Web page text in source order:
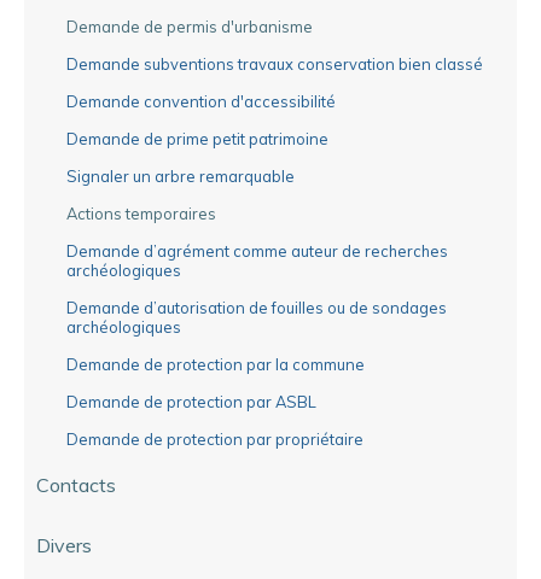
Demande de permis d'urbanisme
Demande subventions travaux conservation bien classé
Demande convention d'accessibilité
Demande de prime petit patrimoine
Signaler un arbre remarquable
Actions temporaires
Demande d’agrément comme auteur de recherches
archéologiques
Demande d’autorisation de fouilles ou de sondages
archéologiques
Demande de protection par la commune
Demande de protection par ASBL
Demande de protection par propriétaire
Contacts
Divers